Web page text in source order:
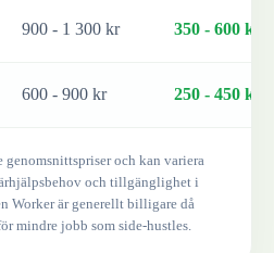
900 - 1 300 kr 350 - 600 kr
600 - 900 kr 250 - 450 kr
genomsnittspriser och kan variera
och tillgänglighet i
Worker är generellt billigare då
mindre jobb som side-hustles.